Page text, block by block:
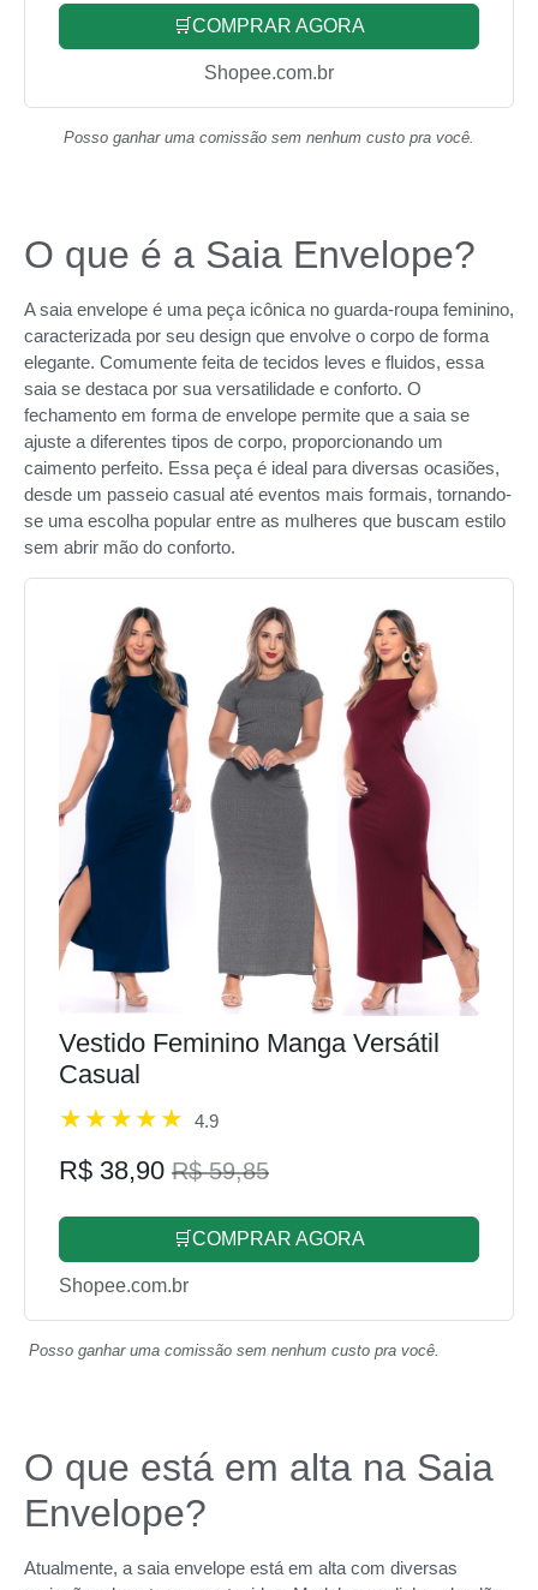
🛒COMPRAR AGORA
Shopee.com.br
Posso ganhar uma comissão sem nenhum custo pra você.
O que é a Saia Envelope?
A saia envelope é uma peça icônica no guarda-roupa feminino,
caracterizada por seu design que envolve o corpo de forma
elegante. Comumente feita de tecidos leves e fluidos, essa
saia se destaca por sua versatilidade e conforto. O
fechamento em forma de envelope permite que a saia se
ajuste a diferentes tipos de corpo, proporcionando um
caimento perfeito. Essa peça é ideal para diversas ocasiões,
desde um passeio casual até eventos mais formais, tornando-
se uma escolha popular entre as mulheres que buscam estilo
sem abrir mão do conforto.
Vestido Feminino Manga Versátil
Casual
4.9
R$ 38,90 R$ 59,85
🛒COMPRAR AGORA
Shopee.com.br
Posso ganhar uma comissão sem nenhum custo pra você.
O que está em alta na Saia
Envelope?
Atualmente, a saia envelope está em alta com diversas